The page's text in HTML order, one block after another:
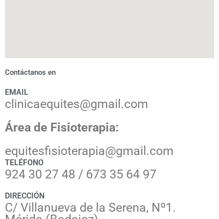
Contáctanos en
EMAIL
clinicaequites@gmail.com
Área de Fisioterapia:
equitesfisioterapia@gmail.com
TELÉFONO
924 30 27 48 / 673 35 64 97
DIRECCIÓN
C/ Villanueva de la Serena, Nº1.